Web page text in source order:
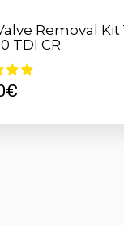
Removal Kit
TDI CR